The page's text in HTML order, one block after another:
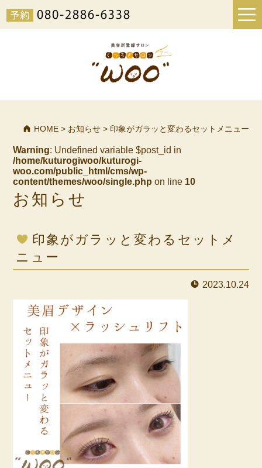
HOME> お知らせ> 印象がガラッと変わるセットメニュー
Warning: Undefined variable $post_id in
/home/kuturogiwoo/kuturogi-
woo.com/public_html/cms/wp-
content/themes/woo/single.php on line 10
お知らせ
印象がガラッと変わるセットメ
ニュー
2023.10.24